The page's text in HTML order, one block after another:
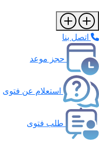
اتصل بنا
حجز موعد
استعلام عن فتوى
طلب فتوى